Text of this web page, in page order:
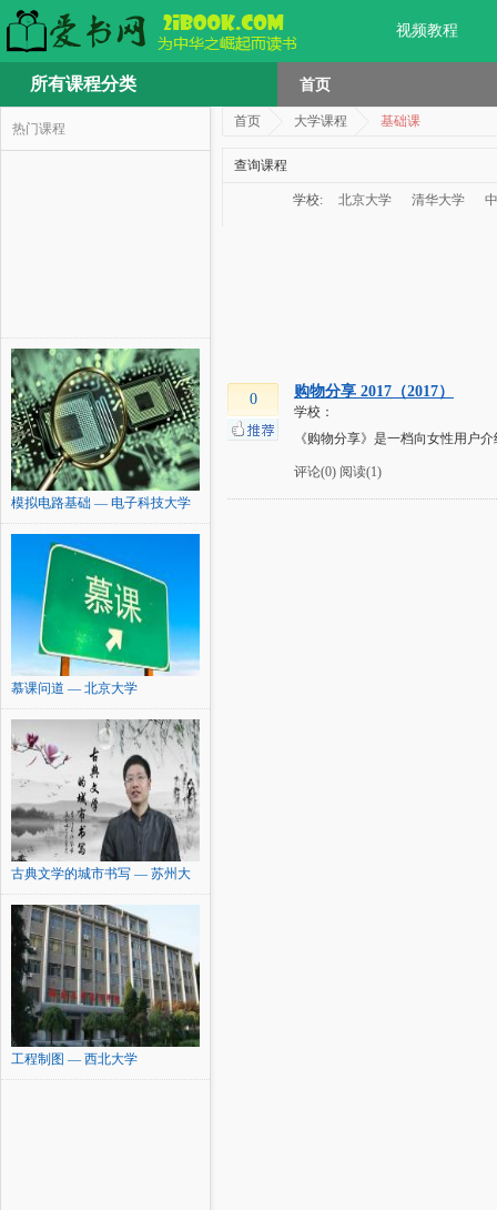
视频教程
所有课程分类 首页
热门课程
模拟电路基础 — 电子科技大学
慕课问道 — 北京大学
古典文学的城市书写 — 苏州大
学
工程制图 — 西北大学
首页 大学课程 基础课
查询课程
学校: 北京大学 清华大学
0 购物分享 2017（2017）
学校：
《购物分享》是一档向女性用户
评论(0) 阅读(1)